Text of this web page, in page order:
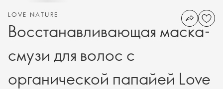
LOVE NATURE
Восстанавливающая маска-
смузи для волос с
органической папайей Love